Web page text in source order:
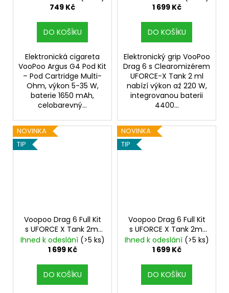
749 Kč
DO KOŠÍKU
Elektronická cigareta
VooPoo Argus G4 Pod Kit
– Pod Cartridge Multi-
Ohm, výkon 5-35 W,
baterie 1650 mAh,
celobarevný...
1 699 Kč
DO KOŠÍKU
Elektronický grip VooPoo
Drag 6 s Clearomizérem
UFORCE-X Tank 2 ml
nabízí výkon až 220 W,
integrovanou baterii
4400...
NOVINKA
TIP
Voopoo Drag 6 Full Kit
s UFORCE X Tank 2ml
Metal Gray4400mAh
Ihned k odeslání (>5 ks)
1 699 Kč
DO KOŠÍKU
NOVINKA
TIP
Voopoo Drag 6 Full Kit
s UFORCE X Tank 2ml
Blue4400mAh
Ihned k odeslání (>5 ks)
1 699 Kč
DO KOŠÍKU